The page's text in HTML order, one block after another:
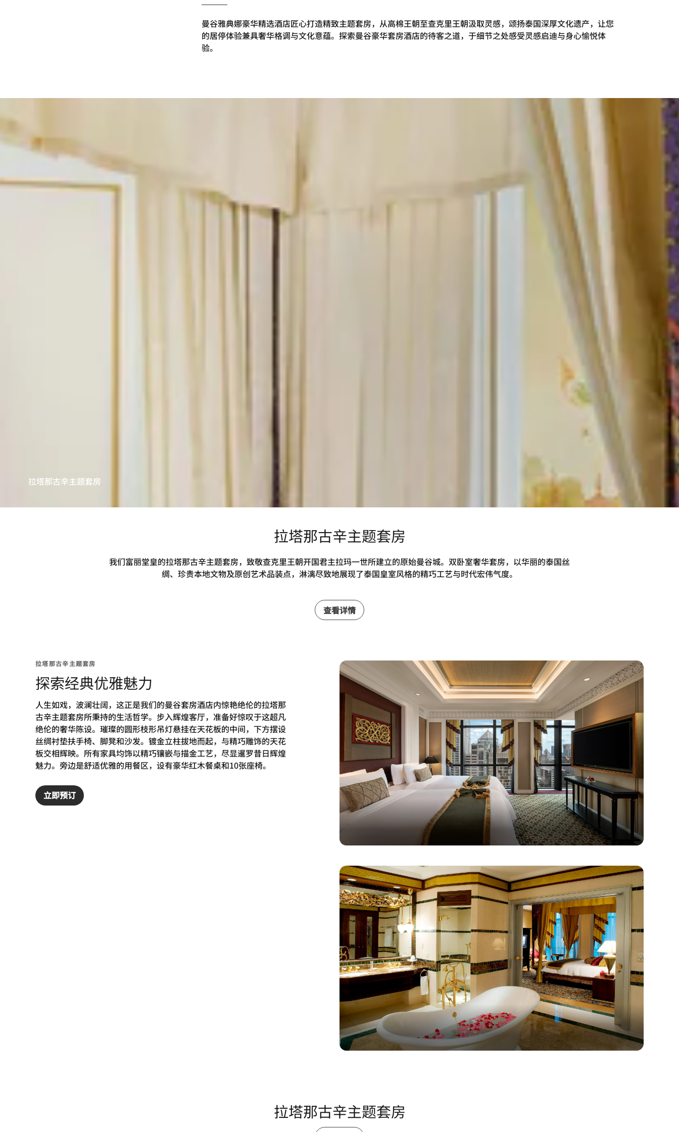
曼谷雅典娜豪华精选酒店匠心打造精致主题套房，从高棉王朝至查克里王朝汲取灵感，颂扬泰国深厚文化遗产，让您
的居停体验兼具奢华格调与文化意蕴。探索曼谷豪华套房酒店的待客之道，于细节之处感受灵感启迪与身心愉悦体
验。
拉塔那古辛主题套房
拉塔那古辛主题套房
我们富丽堂皇的拉塔那古辛主题套房，致敬查克里王朝开国君主拉玛一世所建立的原始曼谷城。双卧室奢华套房，以华丽的泰国丝
绸、珍贵本地文物及原创艺术品装点，淋漓尽致地展现了泰国皇室风格的精巧工艺与时代宏伟气度。
查看详情
拉塔那古辛主题套房
探索经典优雅魅力
人生如戏，波澜壮阔，这正是我们的曼谷套房酒店内惊艳绝伦的拉塔那
古辛主题套房所秉持的生活哲学。步入辉煌客厅，准备好惊叹于这超凡
绝伦的奢华陈设。璀璨的圆形枝形吊灯悬挂在天花板的中间，下方摆设
丝绸衬垫扶手椅、脚凳和沙发。镀金立柱拔地而起，与精巧雕饰的天花
板交相辉映。所有家具均饰以精巧镶嵌与描金工艺，尽显暹罗昔日辉煌
魅力。旁边是舒适优雅的用餐区，设有豪华红木餐桌和10张座椅。
立即预订
拉塔那古辛主题套房